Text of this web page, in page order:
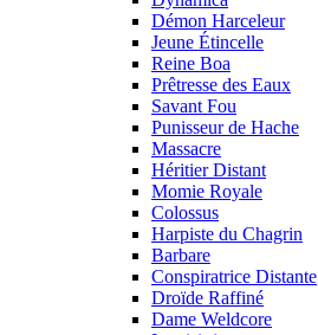
Démon Harceleur
Jeune Étincelle
Reine Boa
Prêtresse des Eaux
Savant Fou
Punisseur de Hache
Massacre
Héritier Distant
Momie Royale
Colossus
Harpiste du Chagrin
Barbare
Conspiratrice Distante
Droïde Raffiné
Dame Weldcore